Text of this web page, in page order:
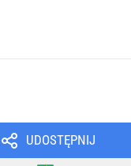
UDOSTĘPNIJ